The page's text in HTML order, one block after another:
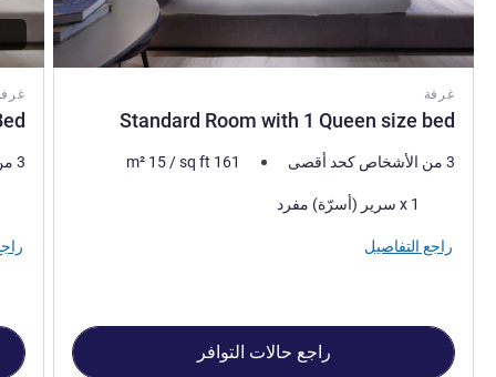
غرفة
Standard Room with 1 Queen size bed
3 من الأشخاص كحد أقصى m² 15/sq ft 161
فرش السرير
1 x سرير (أسرّة) مفرد
راجع التفاصيل
راجع حالات التوافر
3 من الأشخاص كحد أقصى